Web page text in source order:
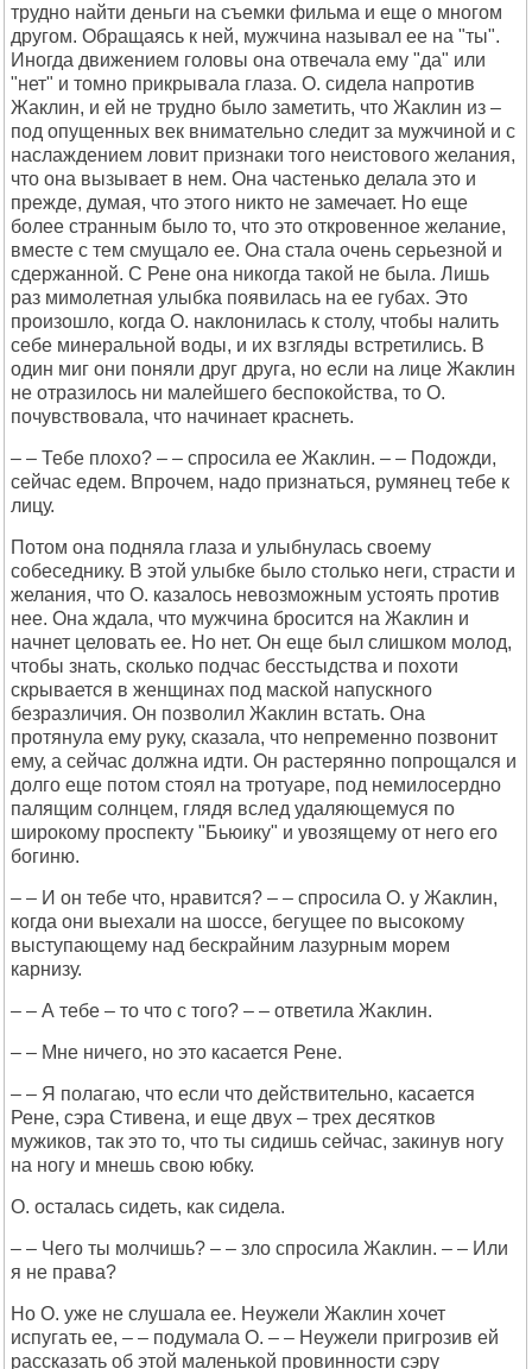
трудно найти деньги на съемки фильма и еще о многом
другом. Обращаясь к ней, мужчина называл ее на "ты".
Иногда движением головы она отвечала ему "да" или
"нет" и томно прикрывала глаза. О. сидела напротив
Жаклин, и ей не трудно было заметить, что Жаклин из –
под опущенных век внимательно следит за мужчиной и с
наслаждением ловит признаки того неистового желания,
что она вызывает в нем. Она частенько делала это и
прежде, думая, что этого никто не замечает. Но еще
более странным было то, что это откровенное желание,
вместе с тем смущало ее. Она стала очень серьезной и
сдержанной. С Рене она никогда такой не была. Лишь
раз мимолетная улыбка появилась на ее губах. Это
произошло, когда О. наклонилась к столу, чтобы налить
себе минеральной воды, и их взгляды встретились. В
один миг они поняли друг друга, но если на лице Жаклин
не отразилось ни малейшего беспокойства, то О.
почувствовала, что начинает краснеть.
– – Тебе плохо? – – спросила ее Жаклин. – – Подожди,
сейчас едем. Впрочем, надо признаться, румянец тебе к
лицу.
Потом она подняла глаза и улыбнулась своему
собеседнику. В этой улыбке было столько неги, страсти и
желания, что О. казалось невозможным устоять против
нее. Она ждала, что мужчина бросится на Жаклин и
начнет целовать ее. Но нет. Он еще был слишком молод,
чтобы знать, сколько подчас бесстыдства и похоти
скрывается в женщинах под маской напускного
безразличия. Он позволил Жаклин встать. Она
протянула ему руку, сказала, что непременно позвонит
ему, а сейчас должна идти. Он растерянно попрощался и
долго еще потом стоял на тротуаре, под немилосердно
палящим солнцем, глядя вслед удаляющемуся по
широкому проспекту "Бьюику" и увозящему от него его
богиню.
– – И он тебе что, нравится? – – спросила О. у Жаклин,
когда они выехали на шоссе, бегущее по высокому
выступающему над бескрайним лазурным морем
карнизу.
– – А тебе – то что с того? – – ответила Жаклин.
– – Мне ничего, но это касается Рене.
– – Я полагаю, что если что действительно, касается
Рене, сэра Стивена, и еще двух – трех десятков
мужиков, так это то, что ты сидишь сейчас, закинув ногу
на ногу и мнешь свою юбку.
О. осталась сидеть, как сидела.
– – Чего ты молчишь? – – зло спросила Жаклин. – – Или
я не права?
Но О. уже не слушала ее. Неужели Жаклин хочет
испугать ее, – – подумала О. – – Неужели пригрозив ей
рассказать об этой маленькой провинности сэру